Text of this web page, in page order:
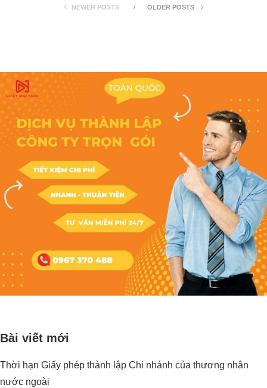
NEWER POSTS OLDER POSTS
Bài viết mới
Thời hạn Giấy phép thành lập Chi nhánh của thương nhân
nước ngoài